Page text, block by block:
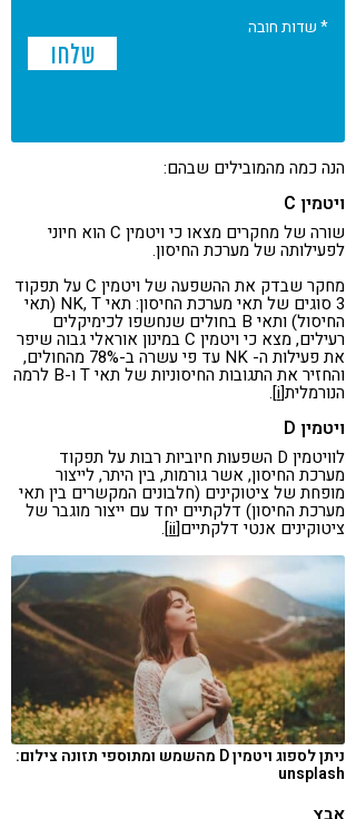
* שדות חובה
הנה כמה מהמובילים שבהם:
ויטמין C
שורה של מחקרים מצאו כי ויטמין C הוא חיוני
לפעילותה של מערכת החיסון.
מחקר שבדק את ההשפעה של ויטמין C על תפקוד
3 סוגים של תאי מערכת החיסון: תאי NK, T (תאי
החיסול) ותאי B בחולים שנחשפו לכימיקלים
רעילים, מצא כי ויטמין C במינון אוראלי גבוה שיפר
את פעילות ה- NK עד פי עשרה ב-78% מהחולים,
והחזיר את התגובות החיסוניות של תאי T ו-B לרמה
הנורמלית[i]
.
ויטמין D
לוויטמין D השפעות חיוביות רבות על תפקוד
מערכת החיסון, אשר גורמות, בין היתר, לייצור
מופחת של ציטוקינים (חלבונים המקשרים בין תאי
מערכת החיסון) דלקתיים יחד עם ייצור מוגבר של
ציטוקינים אנטי דלקתיים[ii]
.
ניתן לספוג ויטמין D מהשמש ומתוספי תזונה צילום:
unsplash